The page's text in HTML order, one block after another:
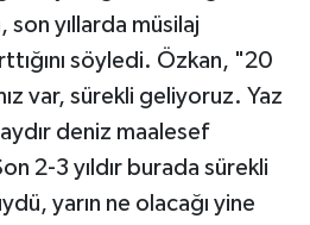
yıllarda müsilaj
söyledi. Özkan, "20
var, sürekli geliyoruz. Yaz
deniz maalesef
2-3 yıldır burada sürekli
yarın ne olacağı yine